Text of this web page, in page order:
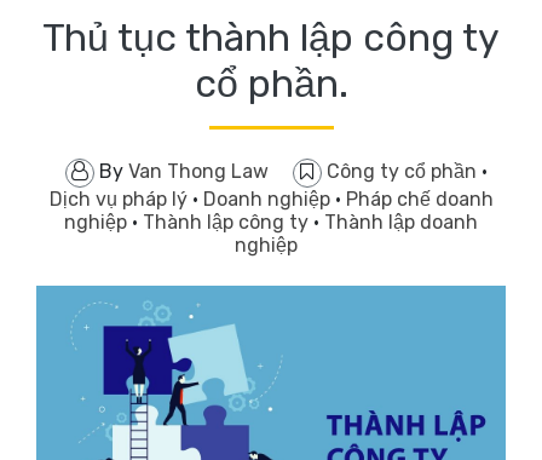
Thủ tục thành lập công ty
cổ phần.
By Van Thong Law Công ty cổ phần ·
Dịch vụ pháp lý · Doanh nghiệp · Pháp chế doanh
nghiệp · Thành lập công ty · Thành lập doanh
nghiệp